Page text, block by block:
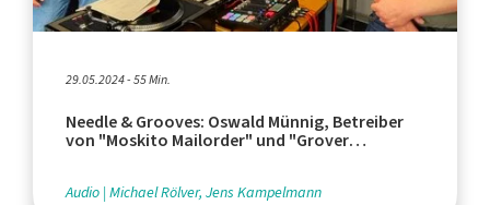
29.05.2024 - 55 Min.
Needle & Grooves: Oswald Münnig, Betreiber
von "Moskito Mailorder" und "Grover
Audio Michael Rölver, Jens Kampelmann